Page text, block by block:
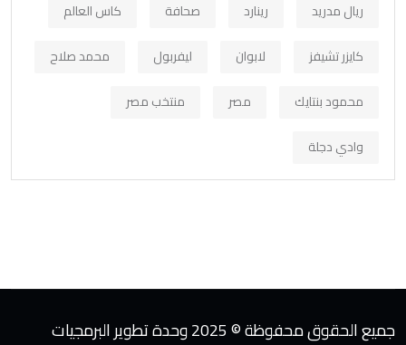
ريال مدريد
رينارد صحافة
كاس العالم
كايزر تشيفز
لابوان ليفربول
محمد صلاح
محمود بنتايك
مصر
منتخب مصر
وادي دجلة
جميع الحقوق محفوظة © 2025 وحدة تطوير البرمجيات